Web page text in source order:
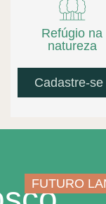
FUTURO
Refúgio na
natureza
Cadastre-se